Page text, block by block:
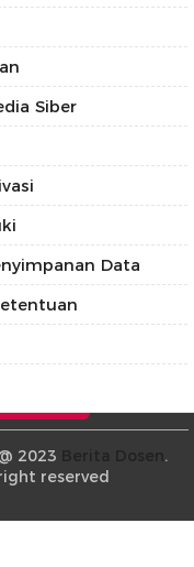
Siber
Data
2023
.
reserved